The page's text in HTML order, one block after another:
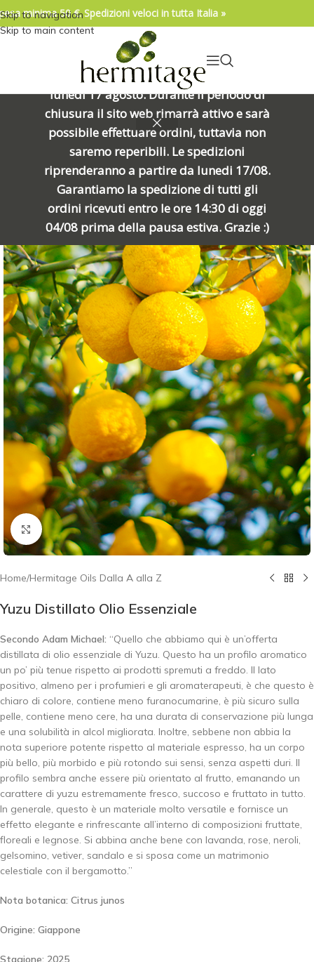
04/08/2026. IMPORTANTE, SI PREGA DI
LEGGERE: Venerdì 7 agosto alle ore
15:00 chiuderemo per una meritata
pausa e riapriremo alle ore 8:00 di
lunedì 17 agosto. Durante il periodo di
chiusura il sito web rimarrà attivo e sarà
possibile effettuare ordini, tuttavia non
saremo reperibili. Le spedizioni
riprenderanno a partire da lunedi 17/08.
Garantiamo la spedizione di tutti gli
ordini ricevuti entro le ore 14:30 di oggi
04/08 prima della pausa estiva. Grazie :)
Skip to navigation
Skip to main content
minima 50 €. Spedizioni veloci in tutta Italia »
Click to enlarge
Home/Hermitage Oils Dalla A alla Z
Yuzu Distillato Olio Essenziale
Secondo Adam Michael: “Quello che abbiamo qui è un’offerta
distillata di olio essenziale di Yuzu. Questo ha un profilo aromatico
un po’ più tenue rispetto ai prodotti spremuti a freddo. Il lato
positivo, almeno per i profumieri e gli aromaterapeuti, è che questo è
chiaro di colore, contiene meno furanocumarine, è più sicuro sulla
pelle, contiene meno cere, ha una durata di conservazione più lunga
e una solubilità in alcol migliorata. Inoltre, sebbene non abbia la
nota superiore potente rispetto al materiale espresso, ha un corpo
più bello, più morbido e più rotondo sui sensi, senza aspetti duri. Il
profilo sembra anche essere più orientato al frutto, emanando un
carattere di yuzu estremamente fresco, succoso e fruttato in tutto.
In generale, questo è un materiale molto versatile e fornisce un
effetto elegante e rinfrescante all’interno di composizioni fruttate,
floreali e legnose. Si abbina anche bene con lavanda, rose, neroli,
gelsomino, vetiver, sandalo e si sposa come un matrimonio
celestiale con il bergamotto.”
Nota botanica: Citrus junos
Origine: Giappone
Stagione: 2025